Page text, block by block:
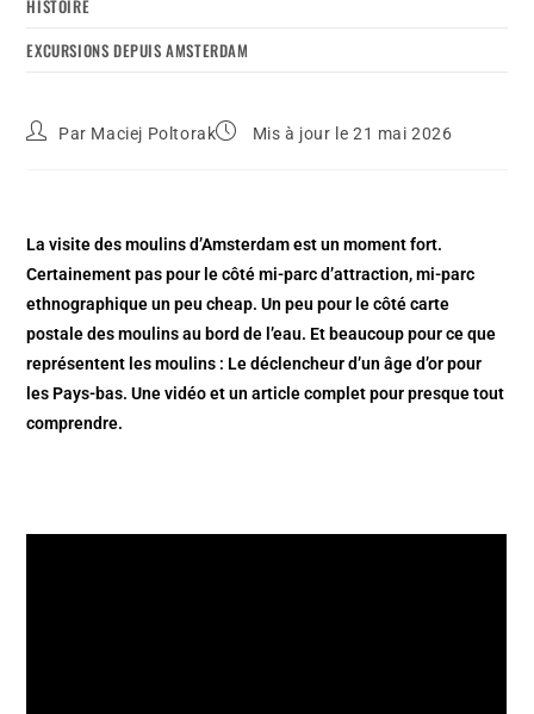
HISTOIRE
EXCURSIONS DEPUIS AMSTERDAM
Par Maciej Poltorak Mis à jour le 21 mai 2026
La visite des moulins d’Amsterdam est un moment fort.
Certainement pas pour le côté mi-parc d’attraction, mi-parc
ethnographique un peu cheap. Un peu pour le côté carte
postale des moulins au bord de l’eau. Et beaucoup pour ce que
représentent les moulins : Le déclencheur d’un âge d’or pour
les Pays-bas. Une vidéo et un article complet pour presque tout
comprendre.